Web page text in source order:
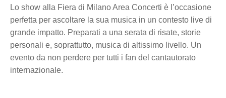
Lo show alla Fiera di Milano Area Concerti è l’occasione
perfetta per ascoltare la sua musica in un contesto live di
grande impatto. Preparati a una serata di risate, storie
personali e, soprattutto, musica di altissimo livello. Un
evento da non perdere per tutti i fan del cantautorato
internazionale.